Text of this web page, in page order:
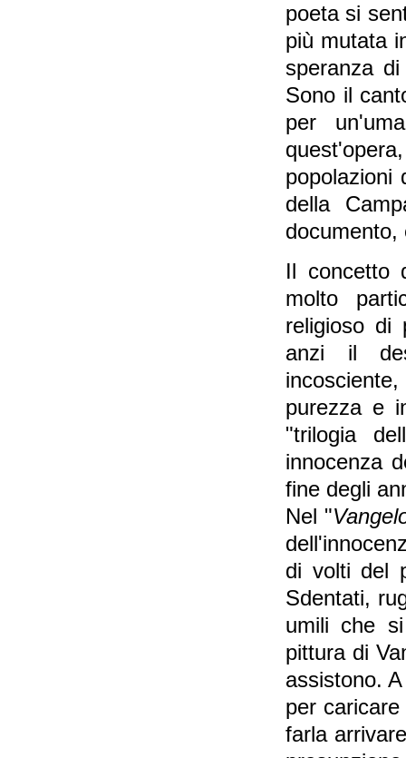
poeta si
più mutata
speranza
Sono il
per
popolazioni
della
documento,
Il
molto
religioso di
anzi il
purezza e
"trilogia
innocenza
fine degli
Nel "
di volti del
Sdentati,
umili che
pittura di
assistono.
per
farla